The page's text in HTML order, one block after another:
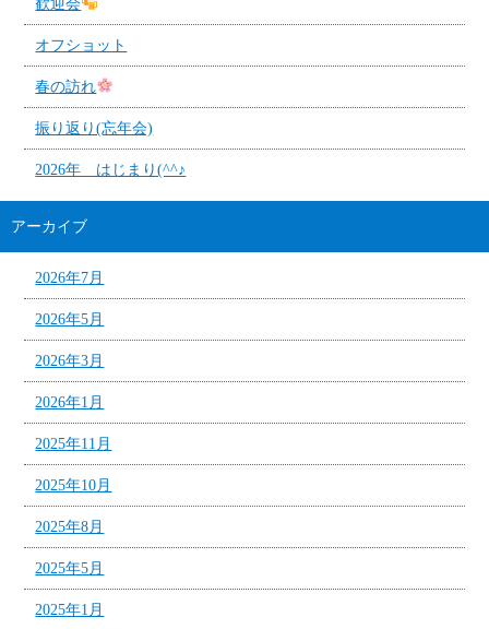
歓迎会
オフショット
春の訪れ
振り返り(忘年会)
2026年 はじまり(^^♪
アーカイブ
2026年7月
2026年5月
2026年3月
2026年1月
2025年11月
2025年10月
2025年8月
2025年5月
2025年1月